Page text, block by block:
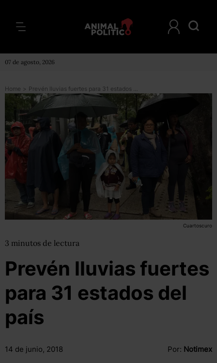
07 de agosto, 2026
Home > Prevén lluvias fuertes para 31 estados del país
Cuartoscuro
3 minutos de lectura
Prevén lluvias fuertes
para 31 estados del
país
14 de junio, 2018 Por: Notimex